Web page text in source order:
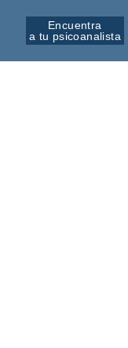
Encuentra
a tu psicoanalista